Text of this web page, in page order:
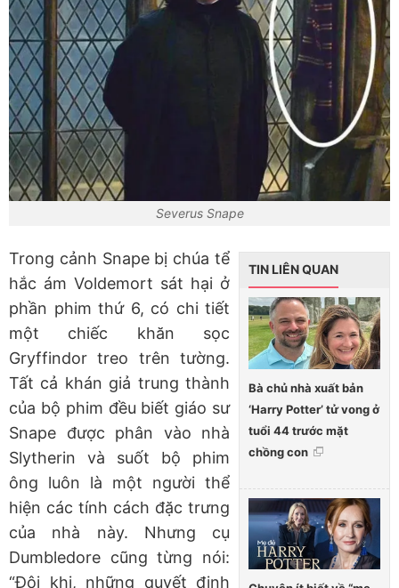
Severus Snape
TIN LIÊN QUAN
Bà chủ nhà xuất bản
‘Harry Potter’ tử vong ở
tuổi 44 trước mặt
chồng con
Trong cảnh Snape bị chúa tể
hắc ám Voldemort sát hại ở
phần phim thứ 6, có chi tiết
một chiếc khăn sọc
Gryffindor treo trên tường.
Tất cả khán giả trung thành
của bộ phim đều biết giáo sư
Snape được phân vào nhà
Slytherin và suốt bộ phim
ông luôn là một người thể
hiện các tính cách đặc trưng
của nhà này. Nhưng cụ
Dumbledore cũng từng nói:
“Đôi khi, những quyết định